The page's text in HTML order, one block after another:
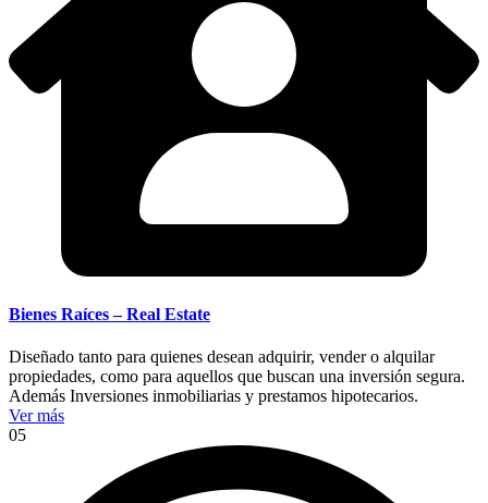
Bienes Raíces – Real Estate
Diseñado tanto para quienes desean adquirir, vender o alquilar
propiedades, como para aquellos que buscan una inversión segura.
Además Inversiones inmobiliarias y prestamos hipotecarios.
Ver más
05